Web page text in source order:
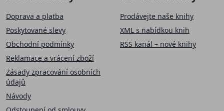
Doprava a platba
Poskytované slevy
Obchodní podmínky
Reklamace a vrácení zboží
Zásady zpracování osobních
údajů
Návody
Prodávejte naše knihy
XML s nabídkou knih
RSS kanál – nové knihy